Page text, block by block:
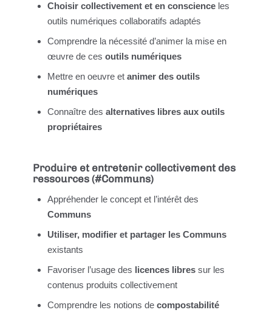
Choisir collectivement et en conscience les
outils numériques collaboratifs adaptés
Comprendre la nécessité d’animer la mise en
œuvre de ces outils numériques
Mettre en oeuvre et animer des outils
numériques
Connaître des alternatives libres aux outils
propriétaires
Produire et entretenir collectivement des
ressources (#Communs)
Appréhender le concept et l’intérêt des
Communs
Utiliser, modifier et partager les Communs
existants
Favoriser l’usage des licences libres sur les
contenus produits collectivement
Comprendre les notions de compostabilité